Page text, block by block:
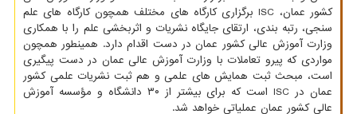
کشور عمان، ISC برگزاری کارگاه های مختلف همچون کارگاه های علم
سنجی، رتبه بندی، ارتقای جایگاه نشریات و اثربخشی علم را با همکاری
وزارت آموزش عالی کشور عمان در دست اقدام دارد. همینطور همچون
مواردی که پیرو تعاملات با وزارت آموزش عالی عمان در دست پیگیری
است، مبحث ثبت همایش های علمی و هم ثبت نشریات علمی کشور
عمان در ISC است که برای بیشتر از ۳۰ دانشگاه و مؤسسه آموزش
عالی کشور عمان عملیاتی خواهد شد.